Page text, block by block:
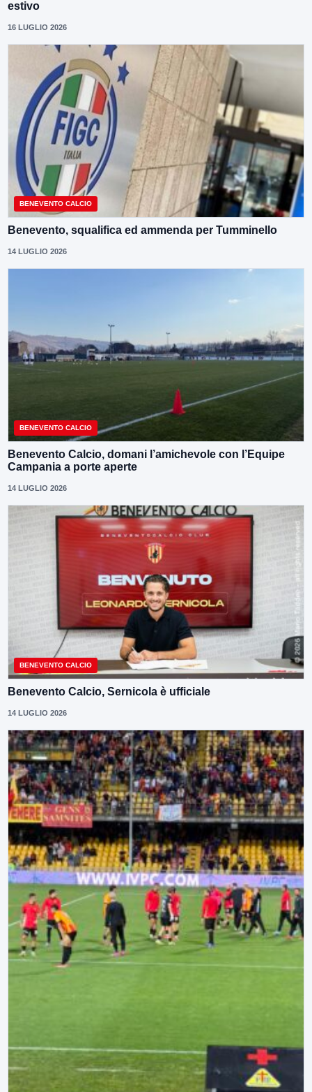
estivo
16 LUGLIO 2026
BENEVENTO CALCIO
Benevento, squalifica ed ammenda per Tumminello
14 LUGLIO 2026
BENEVENTO CALCIO
Benevento Calcio, domani l’amichevole con l’Equipe
Campania a porte aperte
14 LUGLIO 2026
BENEVENTO CALCIO
Benevento Calcio, Sernicola è ufficiale
14 LUGLIO 2026